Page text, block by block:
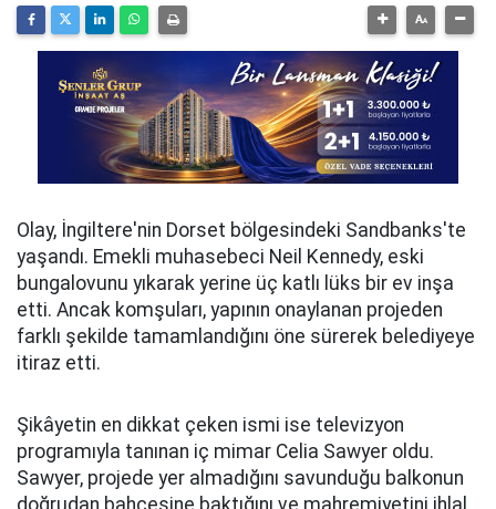
Olay, İngiltere'nin Dorset bölgesindeki Sandbanks'te
yaşandı. Emekli muhasebeci Neil Kennedy, eski
bungalovunu yıkarak yerine üç katlı lüks bir ev inşa
etti. Ancak komşuları, yapının onaylanan projeden
farklı şekilde tamamlandığını öne sürerek belediyeye
itiraz etti.
Şikâyetin en dikkat çeken ismi ise televizyon
programıyla tanınan iç mimar Celia Sawyer oldu.
Sawyer, projede yer almadığını savunduğu balkonun
doğrudan bahçesine baktığını ve mahremiyetini ihlal